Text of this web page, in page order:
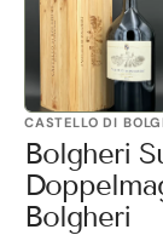
CASTELLO DI
Bolgheri
Bolgheri